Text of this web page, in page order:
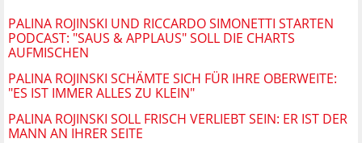
PALINA ROJINSKI UND RICCARDO SIMONETTI STARTEN
PODCAST: "SAUS & APPLAUS" SOLL DIE CHARTS
AUFMISCHEN
PALINA ROJINSKI SCHÄMTE SICH FÜR IHRE OBERWEITE:
"ES IST IMMER ALLES ZU KLEIN"
PALINA ROJINSKI SOLL FRISCH VERLIEBT SEIN: ER IST DER
MANN AN IHRER SEITE